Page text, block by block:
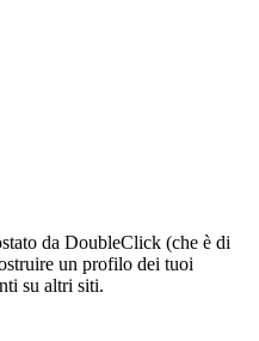
da DoubleClick (che è di
un profilo dei tuoi
su altri siti.